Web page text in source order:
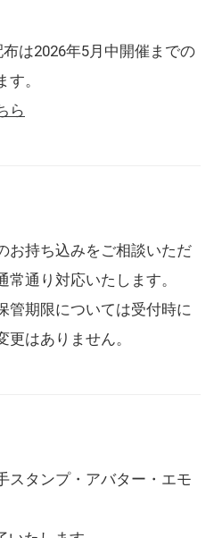
は2026年5月中開催までの
。
ら
お持ち込みをご相談いただ
通り対応いたします。
管期限については受付時に
はありません。
スタンプ・アバター・エモ